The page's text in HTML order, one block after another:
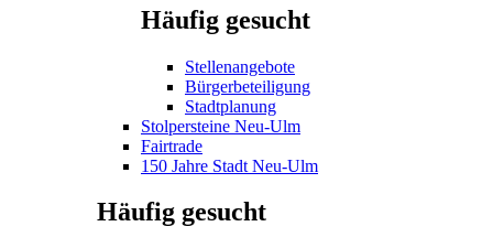
Häufig gesucht
Stellenangebote
Bürgerbeteiligung
Stadtplanung
Stolpersteine Neu-Ulm
Fairtrade
150 Jahre Stadt Neu-Ulm
Häufig gesucht